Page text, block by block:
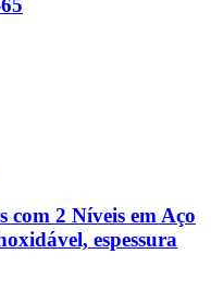
com 2 Níveis em Aço
espessura